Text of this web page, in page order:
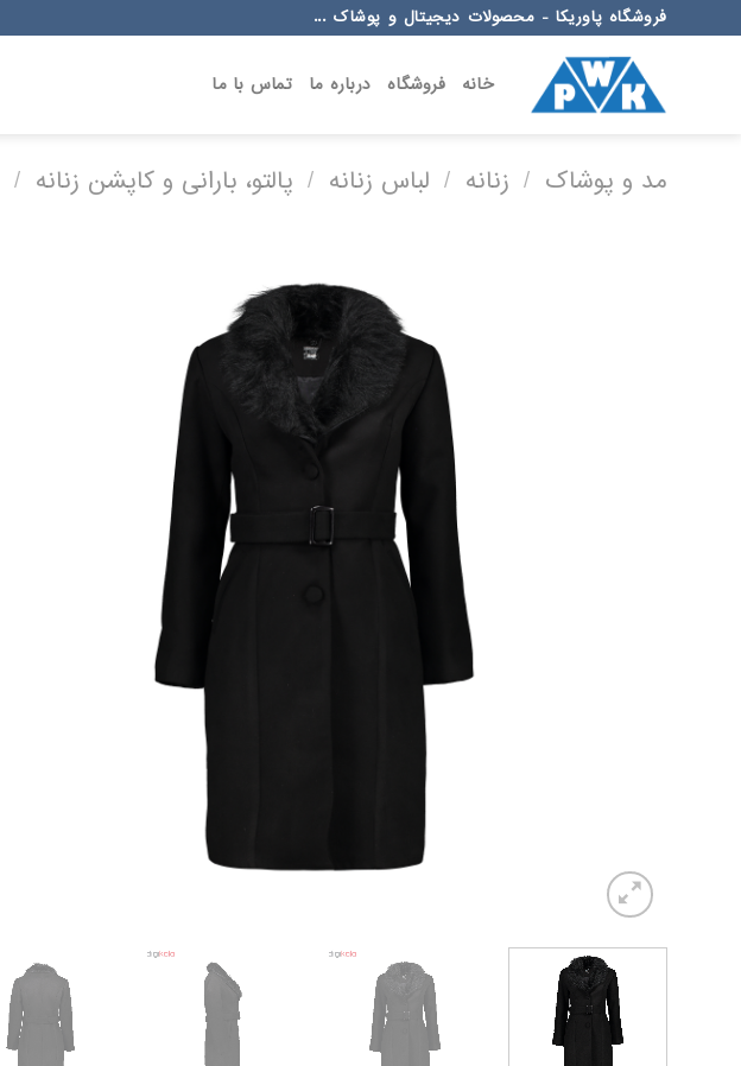
to
فروشگاه پاوریکا - محصولات دیجیتال و پوشاک ...
خانه فروشگاه درباره ما تماس با ما
مد و پوشاک / زنانه / لباس زنانه / پالتو، بارانی و کاپشن زنانه /